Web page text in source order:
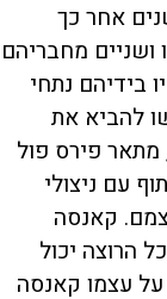
הפכו לסכינים חדות. 33 שנים אחר כך
מחבריהם
בידיהם נתחי
להביא את
פירס פול
שנכתב ב־1973 בשיתוף עם ניצולי
קאנסה
הרוצה יכול
עצמו קאנסה